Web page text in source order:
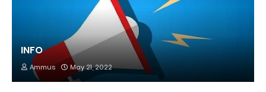
INFO
Ammus May 21, 2022